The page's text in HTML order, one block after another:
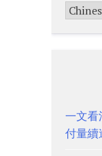
一文
付量